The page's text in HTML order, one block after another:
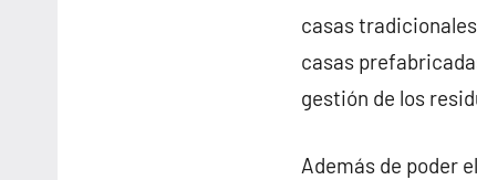
casas
casas
gestión de los
Además de poder